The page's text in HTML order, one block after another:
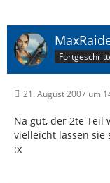
21. August 2007 um
Na gut, der 2te Teil
vielleicht lassen sie
:x